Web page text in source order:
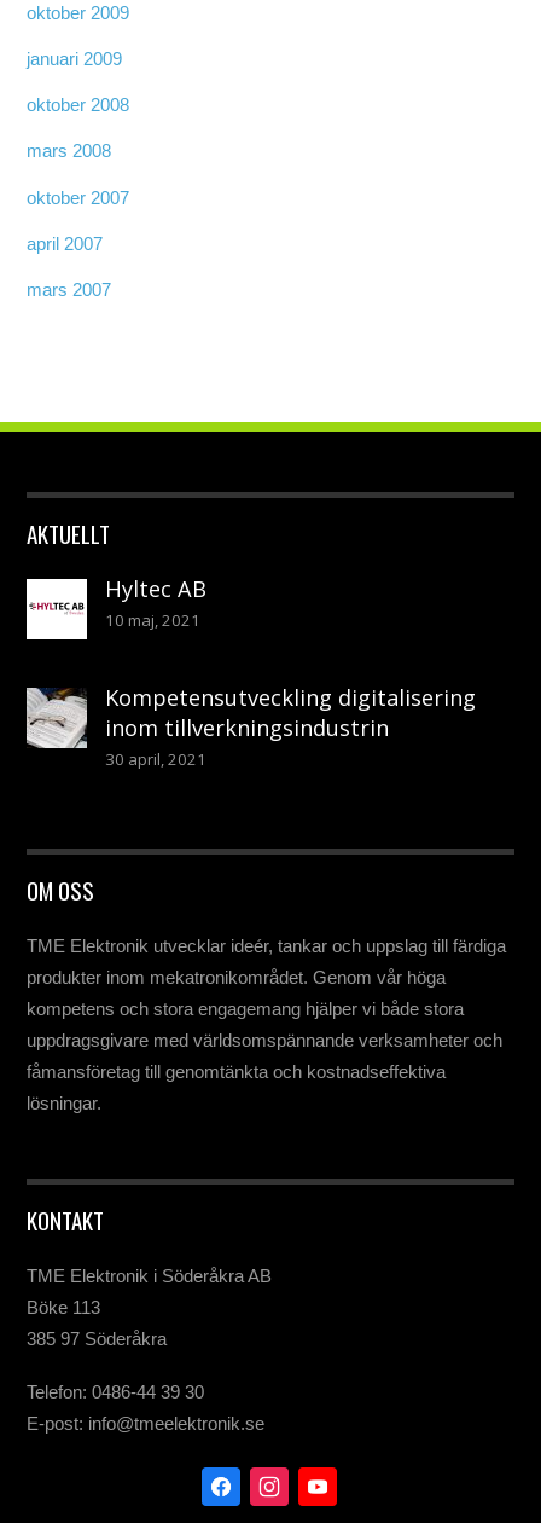
oktober 2009
januari 2009
oktober 2008
mars 2008
oktober 2007
april 2007
mars 2007
AKTUELLT
Hyltec AB
10 maj, 2021
Kompetensutveckling digitalisering
inom tillverkningsindustrin
30 april, 2021
OM OSS
TME Elektronik utvecklar ideér, tankar och uppslag till färdiga
produkter inom mekatronikområdet. Genom vår höga
kompetens och stora engagemang hjälper vi både stora
uppdragsgivare med världsomspännande verksamheter och
fåmansföretag till genomtänkta och kostnadseffektiva
lösningar.
KONTAKT
TME Elektronik i Söderåkra AB
Böke 113
385 97 Söderåkra
Telefon: 0486-44 39 30
E-post: info@tmeelektronik.se